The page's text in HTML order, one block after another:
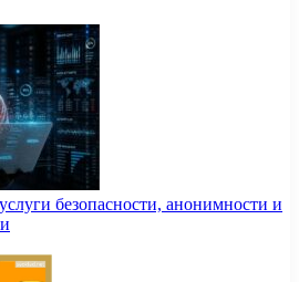
безопасности, анонимности и